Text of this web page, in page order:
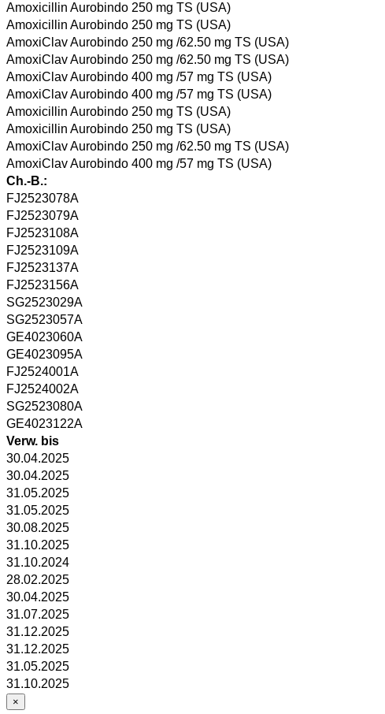
Amoxicillin Aurobindo 250 mg TS (USA)
Amoxicillin Aurobindo 250 mg TS (USA)
AmoxiClav Aurobindo 250 mg /62.50 mg TS (USA)
AmoxiClav Aurobindo 250 mg /62.50 mg TS (USA)
AmoxiClav Aurobindo 400 mg /57 mg TS (USA)
AmoxiClav Aurobindo 400 mg /57 mg TS (USA)
Amoxicillin Aurobindo 250 mg TS (USA)
Amoxicillin Aurobindo 250 mg TS (USA)
AmoxiClav Aurobindo 250 mg /62.50 mg TS (USA)
AmoxiClav Aurobindo 400 mg /57 mg TS (USA)
Ch.-B.:
FJ2523078A
FJ2523079A
FJ2523108A
FJ2523109A
FJ2523137A
FJ2523156A
SG2523029A
SG2523057A
GE4023060A
GE4023095A
FJ2524001A
FJ2524002A
SG2523080A
GE4023122A
Verw. bis
30.04.2025
30.04.2025
31.05.2025
31.05.2025
30.08.2025
31.10.2025
31.10.2024
28.02.2025
30.04.2025
31.07.2025
31.12.2025
31.12.2025
31.05.2025
31.10.2025
×